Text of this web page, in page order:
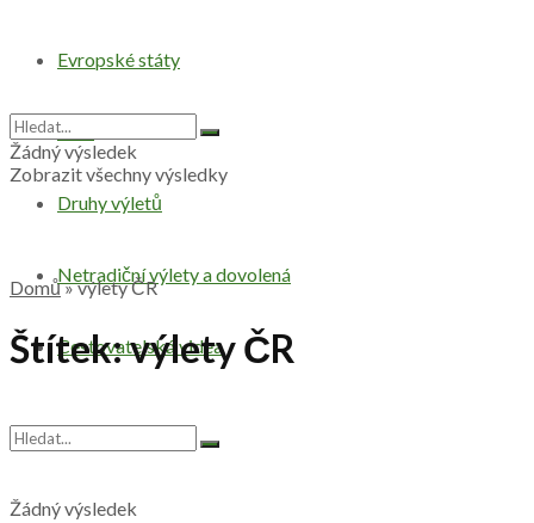
Evropské státy
Svět
Druhy výletů
Netradiční výlety a dovolená
Cestovatelská videa
Žádný výsledek
Žádný výsledek
Zobrazit všechny výsledky
Domů»výlety ČR
Štítek:výlety ČR